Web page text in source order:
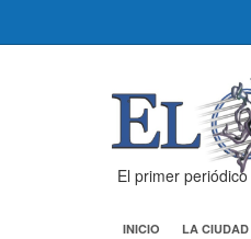
El primer
INICIO LA CIUDAD